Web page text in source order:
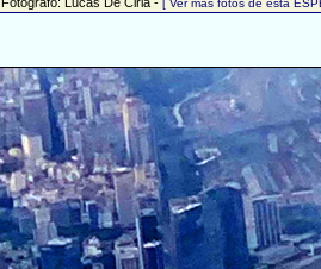
[ Ver más fotos de esta